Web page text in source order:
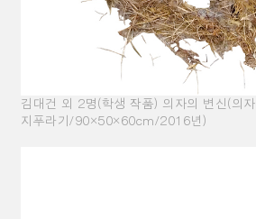
김대건 외 2명(학생 작품) 의자의 변신(의자,
지푸라기/90×50×60cm/2016년)